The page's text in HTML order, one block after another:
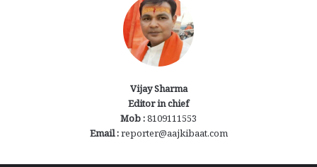
Vijay Sharma
Editor in chief
Mob :8109111553
Email :reporter@aajkibaat.com